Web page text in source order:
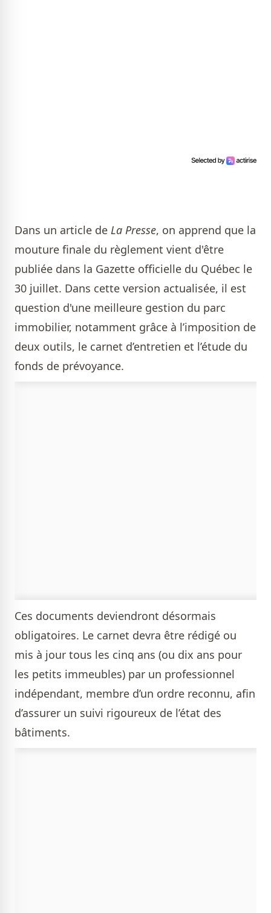
Dans un article de La Presse, on apprend que la
mouture finale du règlement vient d'être
publiée dans la Gazette officielle du Québec le
30 juillet. Dans cette version actualisée, il est
question d'une meilleure gestion du parc
immobilier, notamment grâce à l’imposition de
deux outils, le carnet d’entretien et l’étude du
fonds de prévoyance.
Ces documents deviendront désormais
obligatoires. Le carnet devra être rédigé ou
mis à jour tous les cinq ans (ou dix ans pour
les petits immeubles) par un professionnel
indépendant, membre d’un ordre reconnu, afin
d’assurer un suivi rigoureux de l’état des
bâtiments.